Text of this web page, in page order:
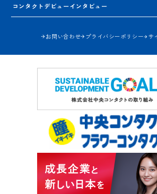
コンタクトデビューインタビュー
お問い合わせ プライバシーポリシー サ